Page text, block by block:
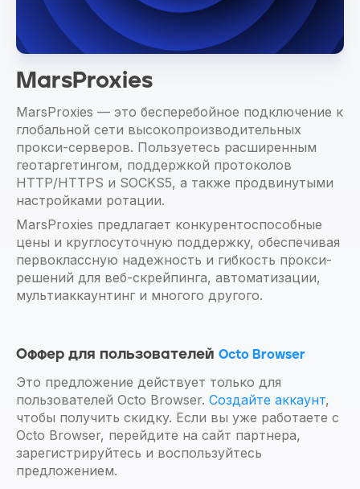
MarsProxies
MarsProxies — это бесперебойное подключение к
глобальной сети высокопроизводительных
прокси-серверов. Пользуетесь расширенным
геотаргетингом, поддержкой протоколов
HTTP/HTTPS и SOCKS5, а также продвинутыми
настройками ротации.
MarsProxies предлагает конкурентоспособные
цены и круглосуточную поддержку, обеспечивая
первоклассную надежность и гибкость прокси-
решений для веб-скрейпинга, автоматизации,
мультиаккаунтинг и многого другого.
Оффер для пользователей Octo Browser
Это предложение действует только для
пользователей Octo Browser. Создайте аккаунт,
чтобы получить скидку. Если вы уже работаете с
Octo Browser, перейдите на сайт партнера,
зарегистрируйтесь и воспользуйтесь
предложением.